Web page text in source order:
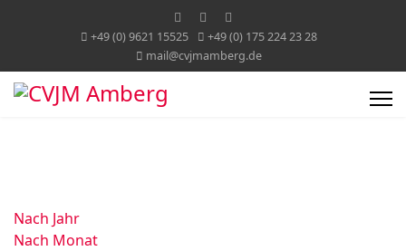
+49 (0) 9621 15525
+49 (0) 175 224 23 28
mail@cvjmamberg.de
Nach Jahr
Nach Monat